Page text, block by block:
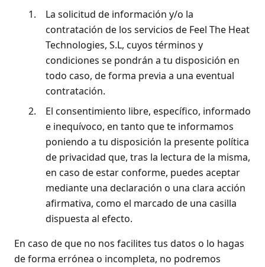
1.
La solicitud de información y/o la
contratación de los servicios de Feel The Heat
Technologies, S.L, cuyos términos y
condiciones se pondrán a tu disposición en
todo caso, de forma previa a una eventual
contratación.
2.
El consentimiento libre, específico, informado
e inequívoco, en tanto que te informamos
poniendo a tu disposición la presente política
de privacidad que, tras la lectura de la misma,
en caso de estar conforme, puedes aceptar
mediante una declaración o una clara acción
afirmativa, como el marcado de una casilla
dispuesta al efecto.
En caso de que no nos facilites tus datos o lo hagas
de forma errónea o incompleta, no podremos